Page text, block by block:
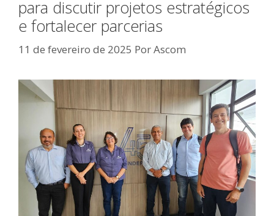
para discutir projetos estratégicos
e fortalecer parcerias
11 de fevereiro de 2025 PorAscom